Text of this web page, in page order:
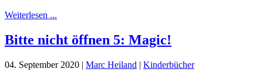
Weiterlesen ...
Bitte nicht öffnen 5: Magic!
04. September 2020 | Marc Heiland | Kinderbücher